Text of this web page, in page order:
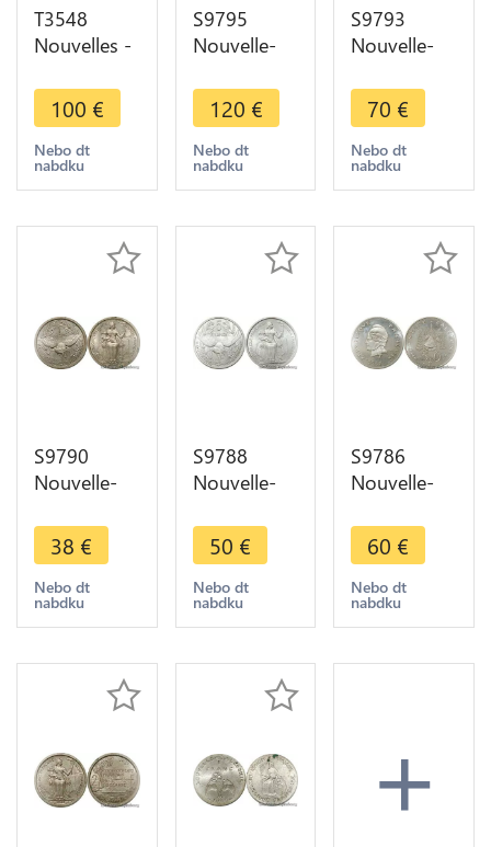
T3548
Nouvelles -
100 francs
1976 Essai
FDC Sachet
Mdp
100 €
Nebo dt
nabdku
S9795
Nouvelle-
Fr Essai
Minerve
Marianne1948
FDC sans
120 €
Nebo dt
nabdku
S9793
Nouvelle-
50 Cts Essai
Minerve
Oiseau
Arivaud
70 €
Nebo dt
nabdku
S9790
Nouvelle-
Franc Essai
Minerve
Marianne1949
FDc
38 €
Nebo dt
nabdku
S9788
Nouvelle-
Francs Essai
Minerve
Oiseau
Bazor 1952
50 €
Nebo dt
nabdku
S9786
Nouvelle-
50 Francs
Essai
Marianne
Joly 1967
Faire Offre
60 €
Nebo dt
nabdku
+